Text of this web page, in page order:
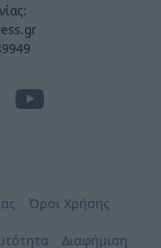
Όροι Χρήσης
Διαφήμιση